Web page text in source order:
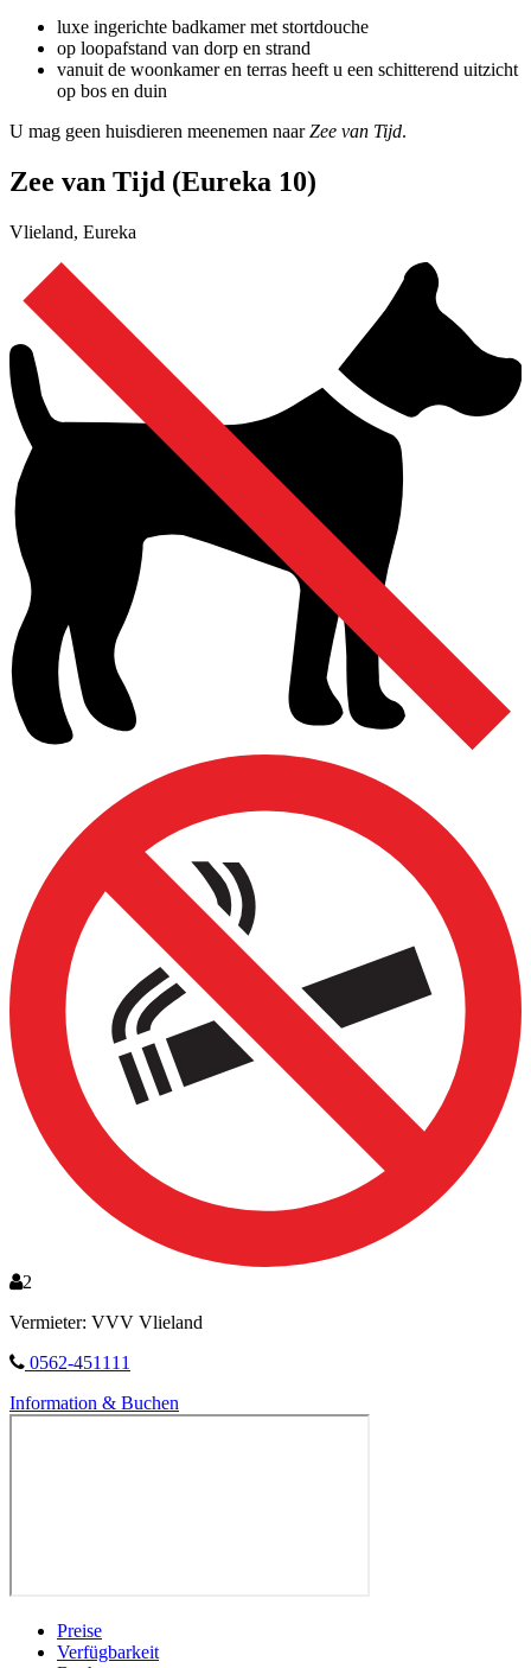
luxe ingerichte badkamer met stortdouche
op loopafstand van dorp en strand
vanuit de woonkamer en terras heeft u een schitterend uitzicht
op bos en duin
U mag geen huisdieren meenemen naarZee van Tijd.
Zee van Tijd (Eureka 10)
Vlieland, Eureka
2
Vermieter: VVV Vlieland
0562-451111
Information & Buchen
Preise
Verfügbarkeit